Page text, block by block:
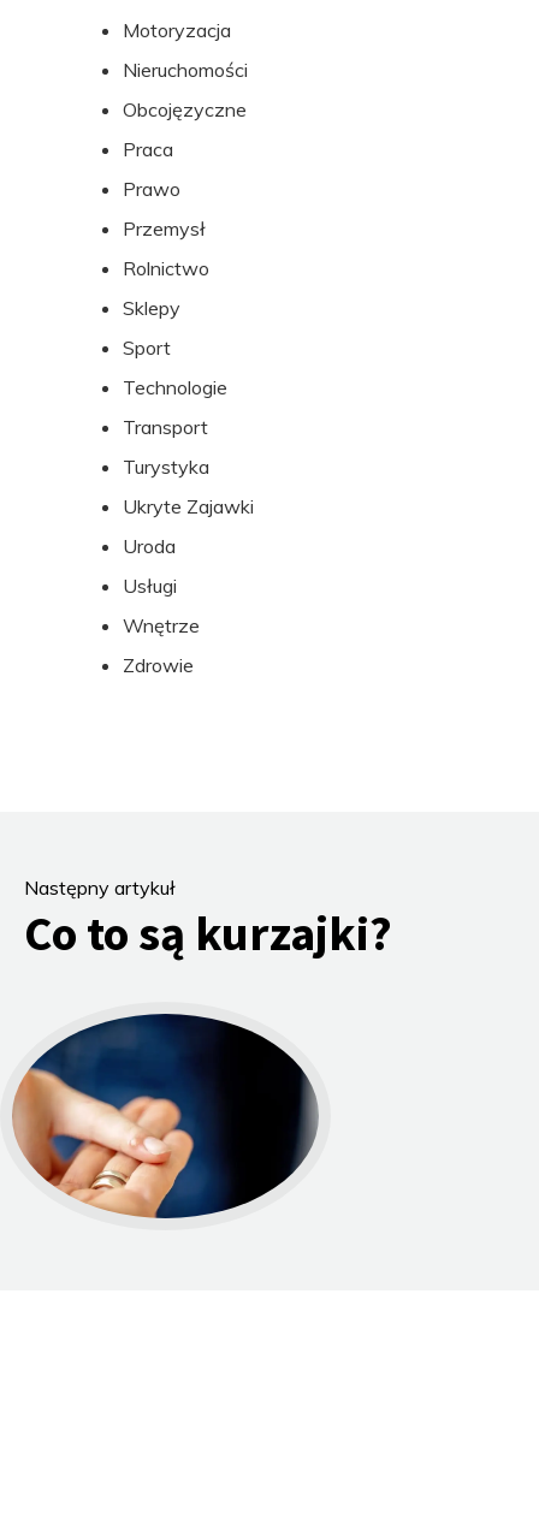
Motoryzacja
Nieruchomości
Obcojęzyczne
Praca
Prawo
Przemysł
Rolnictwo
Sklepy
Sport
Technologie
Transport
Turystyka
Ukryte Zajawki
Uroda
Usługi
Wnętrze
Zdrowie
Następny artykuł
Co to są kurzajki?